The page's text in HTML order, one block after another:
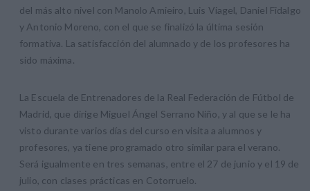
del más alto nivel con Manolo Amieiro, Luis Viagel, Daniel Fidalgo
y Antonio Moreno, con el que se finalizó la última sesión
formativa. La satisfacción del alumnado y de los profesores ha
sido máxima.
La Escuela de Entrenadores de la Real Federación de Fútbol de
Madrid, que dirige Miguel Ángel Serrano Niño, y al que se le ha
visto durante varios días del curso en visita a alumnos y
profesores, ya tiene programado otro similar para el verano.
Será igualmente en tres semanas, entre el 27 de junio y el 19 de
julio, con clases prácticas en Cotorruelo.